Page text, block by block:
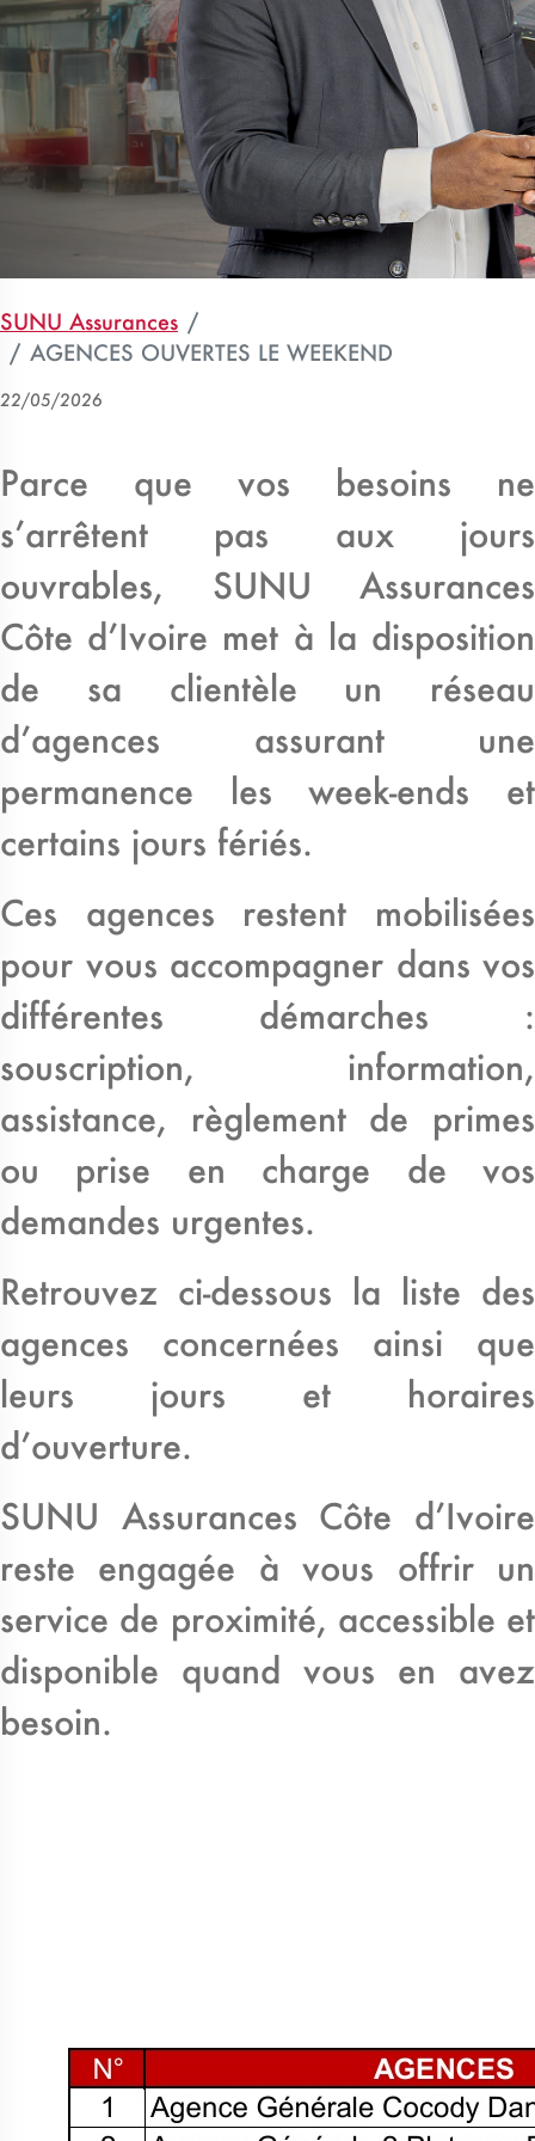
SUNU Assurances
AGENCES OUVERTES LE WEEKEND
22/05/2026
Parce que vos besoins ne
s’arrêtent pas aux jours
ouvrables, SUNU Assurances
Côte d’Ivoire met à la disposition
de sa clientèle un réseau
d’agences assurant une
permanence les week-ends et
certains jours fériés.
Ces agences restent mobilisées
pour vous accompagner dans vos
différentes démarches :
souscription, information,
assistance, règlement de primes
ou prise en charge de vos
demandes urgentes.
Retrouvez ci-dessous la liste des
agences concernées ainsi que
leurs jours et horaires
d’ouverture.
SUNU Assurances Côte d’Ivoire
reste engagée à vous offrir un
service de proximité, accessible et
disponible quand vous en avez
besoin.